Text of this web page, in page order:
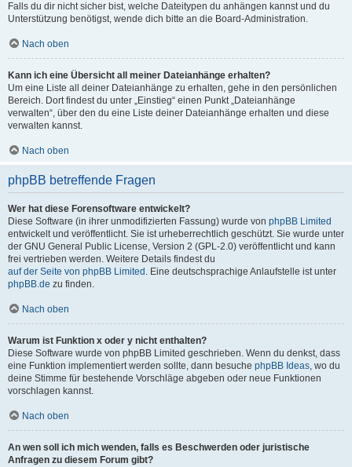
Falls du dir nicht sicher bist, welche Dateitypen du anhängen kannst und du
Unterstützung benötigst, wende dich bitte an die Board-Administration.
Nach oben
Kann ich eine Übersicht all meiner Dateianhänge erhalten?
Um eine Liste all deiner Dateianhänge zu erhalten, gehe in den persönlichen
Bereich. Dort findest du unter „Einstieg“ einen Punkt „Dateianhänge
verwalten“, über den du eine Liste deiner Dateianhänge erhalten und diese
verwalten kannst.
Nach oben
phpBB betreffende Fragen
Wer hat diese Forensoftware entwickelt?
Diese Software (in ihrer unmodifizierten Fassung) wurde von phpBB Limited
entwickelt und veröffentlicht. Sie ist urheberrechtlich geschützt. Sie wurde unter
der GNU General Public License, Version 2 (GPL-2.0) veröffentlicht und kann
frei vertrieben werden. Weitere Details findest du
auf der Seite von phpBB Limited . Eine deutschsprachige Anlaufstelle ist unter
phpBB.de zu finden.
Nach oben
Warum ist Funktion x oder y nicht enthalten?
Diese Software wurde von phpBB Limited geschrieben. Wenn du denkst, dass
eine Funktion implementiert werden sollte, dann besuche phpBB Ideas, wo du
deine Stimme für bestehende Vorschläge abgeben oder neue Funktionen
vorschlagen kannst.
Nach oben
An wen soll ich mich wenden, falls es Beschwerden oder juristische
Anfragen zu diesem Forum gibt?